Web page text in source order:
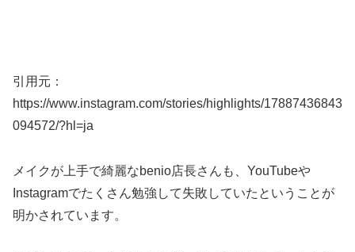
引用元：
https://www.instagram.com/stories/highlights/17887436843
094572/?hl=ja
メイクが上手で綺麗なbenio店長さんも、YouTubeや
Instagramでたくさん勉強して失敗していたということが
明かされています。